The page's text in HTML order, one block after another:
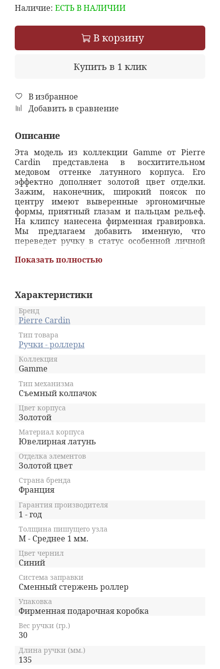
Наличие: ЕСТЬ В НАЛИЧИИ
В корзину
Купить в 1 клик
В избранное
Добавить в сравнение
Описание
Эта модель из коллекции Gamme от Pierre
Cardin представлена в восхитительном
медовом оттенке латунного корпуса. Его
эффектно дополняет золотой цвет отделки.
Зажим, наконечник, широкий поясок по
центру имеют выверенные эргономичные
формы, приятный глазам и пальцам рельеф.
На клипсу нанесена фирменная гравировка.
Мы предлагаем добавить именную, что
переведет ручку в статус особенной личной
вещи. Роллерный стержень с толщиной узла
М обеспечивает легкое мягкое письмо,
Изделие упаковано в подарочный футляр.
Показать полностью
Характеристики
Бренд
Pierre Cardin
Тип товара
Ручки - роллеры
Коллекция
Gamme
Тип механизма
Съемный колпачок
Цвет корпуса
Золотой
Материал корпуса
Ювелирная латунь
Отделка элементов
Золотой цвет
Страна бренда
Франция
Гарантия производителя
1 - год
Толщина пишущего узла
M - Среднее 1 мм.
Цвет чернил
Синий
Система заправки
Сменный стержень роллер
Упаковка
Фирменная подарочная коробка
Вес ручки (гр.)
30
Длина ручки (мм.)
135